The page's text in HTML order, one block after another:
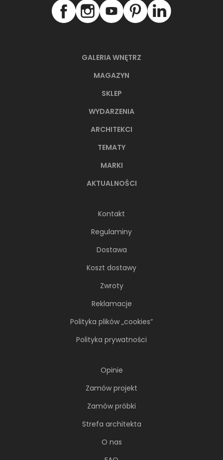
GALERIA WNĘTRZ
MAGAZYN
SKLEP
WYDARZENIA
ARCHITEKCI
TEMATY
MARKI
AKTUALNOŚCI
Kontakt
Regulaminy
Dostawa
Koszt dostawy
Zwroty
Reklamacje
Polityka plików „cookies”
Polityka prywatności
Opinie
Zamów projekt
Zamów próbki
Strefa architekta
O nas